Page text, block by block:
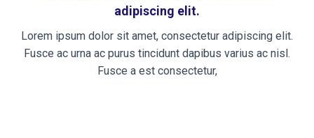
adipiscing elit.
Lorem ipsum dolor sit amet, consectetur adipiscing elit.
Fusce ac urna ac purus tincidunt dapibus varius ac nisl.
Fusce a est consectetur,